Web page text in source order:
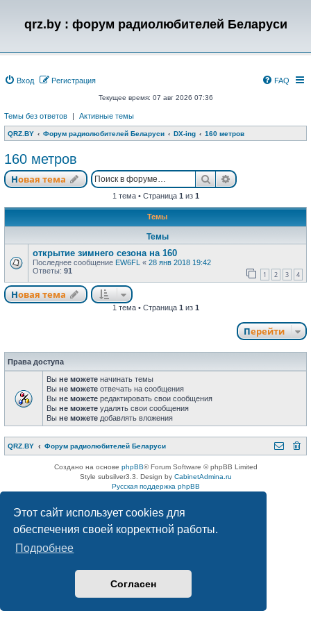
Этот сайт использует cookies для
обеспечения своей корректной работы.
Подробнее
Согласен
qrz.by : форум радиолюбителей Беларуси
Вход Регистрация FAQ
Текущее время: 07 авг 2026 07:36
Темы без ответов | Активные темы
QRZ.BY Форум радиолюбителей Беларуси DX-ing 160 метров
160 метров
Новая тема ПоискРасширенный
1 тема • Страница 1 из 1
Темы
Темы
открытие зимнего сезона на 160
Последнее сообщение EW6FL « 28 янв 2018 19:42
Ответы: 91 1 2 3 4
Новая тема
1 тема • Страница 1 из 1
Перейти
Права доступа
Вы не можете начинать темы
Вы не можете отвечать на сообщения
Вы не можете редактировать свои сообщения
Вы не можете удалять свои сообщения
Вы не можете добавлять вложения
QRZ.BY Форум радиолюбителей Беларуси
Создано на основе phpBB® Forum Software © phpBB Limited
Style subsilver3.3. Design by CabinetAdmina.ru
Русская поддержка phpBB